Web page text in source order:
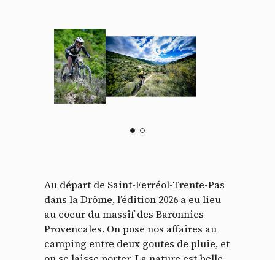
Au départ de Saint-Ferréol-Trente-Pas
dans la Drôme, l’édition 2026 a eu lieu
au coeur du massif des Baronnies
Provencales. On pose nos affaires au
camping entre deux goutes de pluie, et